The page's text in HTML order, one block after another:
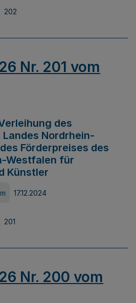
202
Nr. 201 vom
des
Nordrhein-
Förderpreises des
Westfalen für
Künstler
17.12.2024
201
Nr. 200 vom